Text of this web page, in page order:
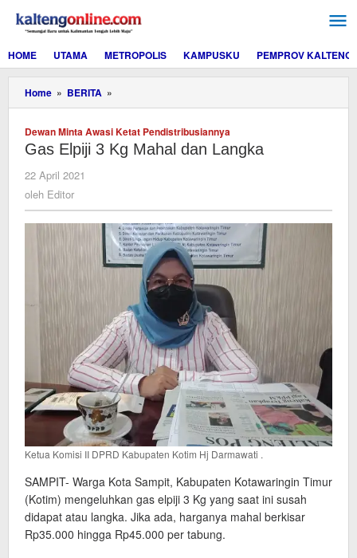
konten
HOME
UTAMA METROPOLIS KAMPUSKU PEMPROV KALTENG
Home » BERITA »
Elpiji
Kg
Mahal
Dewan Minta Awasi Ketat Pendistribusiannya
Gas Elpiji 3 Kg Mahal dan Langka
22 April 2021
oleh Editor
Ketua Komisi II DPRD Kabupaten Kotim Hj Darmawati .
SAMPIT- Warga Kota Sampit, Kabupaten Kotawaringin Timur
(Kotim) mengeluhkan gas elpiji 3 Kg yang saat ini susah
didapat atau langka. Jika ada, harganya mahal berkisar
Rp35.000 hingga Rp45.000 per tabung.